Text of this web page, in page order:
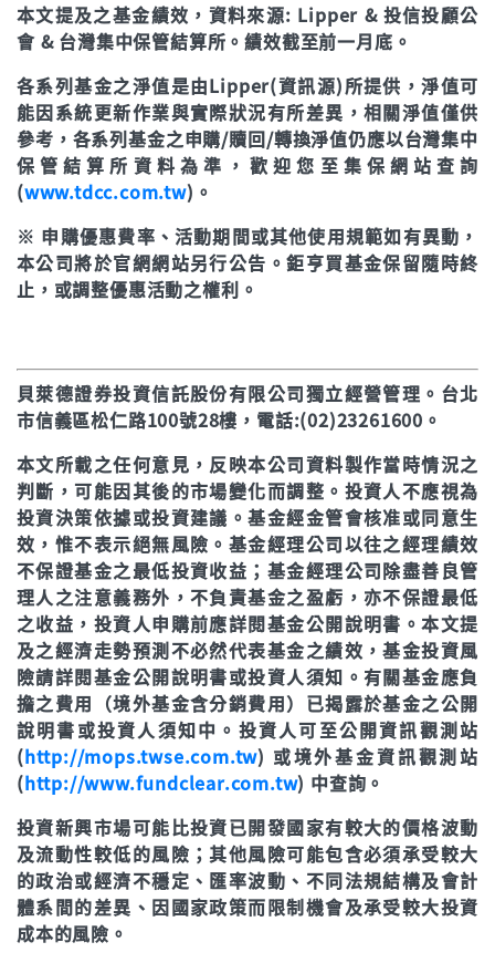
立即申購
本文提及之基金績效，資料來源: Lipper & 投信投顧公
會 & 台灣集中保管結算所。績效截至前一月底。
各系列基金之淨值是由Lipper(資訊源)所提供，淨值可
能因系統更新作業與實際狀況有所差異，相關淨值僅供
參考，各系列基金之申購/贖回/轉換淨值仍應以台灣集中
保管結算所資料為準，歡迎您至集保網站查詢
(www.tdcc.com.tw)。
※ 申購優惠費率、活動期間或其他使用規範如有異動，
本公司將於官網網站另行公告。鉅亨買基金保留隨時終
止，或調整優惠活動之權利。
貝萊德證券投資信託股份有限公司獨立經營管理。台北
市信義區松仁路100號28樓，電話:(02)23261600。
本文所載之任何意見，反映本公司資料製作當時情況之
判斷，可能因其後的市場變化而調整。投資人不應視為
投資決策依據或投資建議。基金經金管會核准或同意生
效，惟不表示絕無風險。基金經理公司以往之經理績效
不保證基金之最低投資收益；基金經理公司除盡善良管
理人之注意義務外，不負責基金之盈虧，亦不保證最低
之收益，投資人申購前應詳閱基金公開說明書。本文提
及之經濟走勢預測不必然代表基金之績效，基金投資風
險請詳閱基金公開說明書或投資人須知。有關基金應負
擔之費用（境外基金含分銷費用）已揭露於基金之公開
說明書或投資人須知中。投資人可至公開資訊觀測站
(http://mops.twse.com.tw) 或境外基金資訊觀測站
(http://www.fundclear.com.tw) 中查詢。
投資新興市場可能比投資已開發國家有較大的價格波動
及流動性較低的風險；其他風險可能包含必須承受較大
的政治或經濟不穩定、匯率波動、不同法規結構及會計
體系間的差異、因國家政策而限制機會及承受較大投資
成本的風險。